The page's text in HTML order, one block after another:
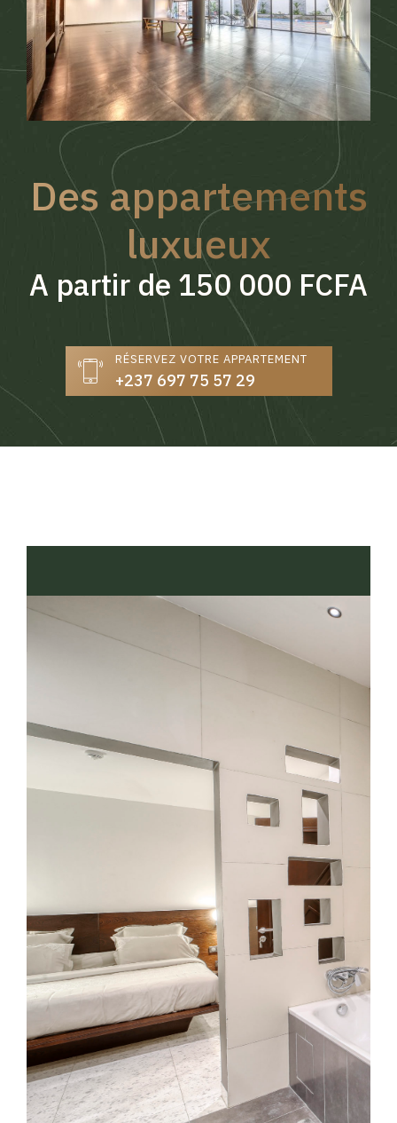
Des appartements
luxueux
A partir de 150 000 FCFA
RÉSERVEZ VOTRE APPARTEMENT
+237 697 75 57 29